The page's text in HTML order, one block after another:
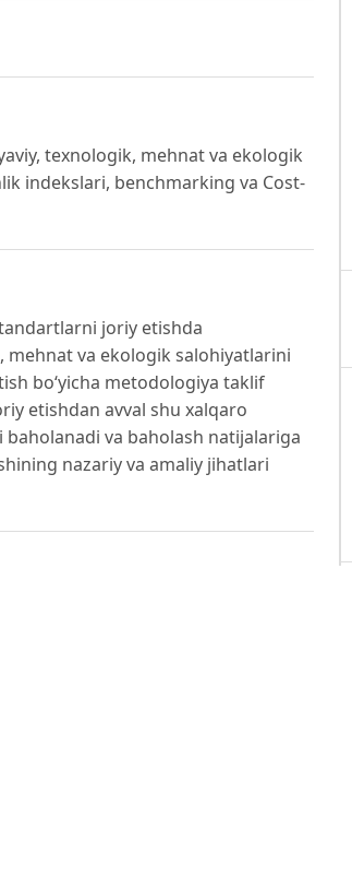
texnologik, mehnat va ekologik
indekslari, benchmarking va Cost-
joriy etishda
va ekologik salohiyatlarini
bo‘yicha metodologiya taklif
etishdan avval shu xalqaro
va baholash natijalariga
nazariy va amaliy jihatlari